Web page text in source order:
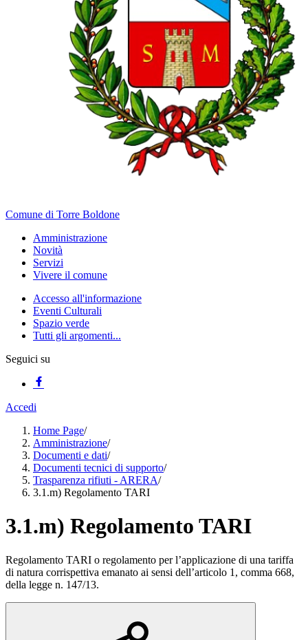
Comune di Torre Boldone
Amministrazione
Novità
Servizi
Vivere il comune
Accesso all'informazione
Eventi Culturali
Spazio verde
Tutti gli argomenti...
Seguici su
Accedi
Home Page/
Amministrazione/
Documenti e dati/
Documenti tecnici di supporto/
Trasparenza rifiuti - ARERA/
3.1.m) Regolamento TARI
3.1.m) Regolamento TARI
Regolamento TARI o regolamento per l’applicazione di una tariffa
di natura corrispettiva emanato ai sensi dell’articolo 1, comma 668,
della legge n. 147/13.